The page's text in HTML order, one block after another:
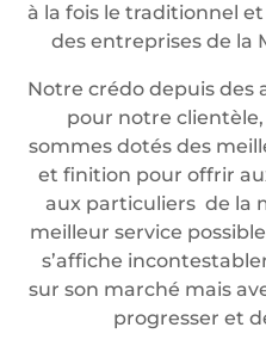
à la fois le traditionnel
des entreprises de la
Notre crédo depuis des
pour notre
sommes dotés des
et finition pour offrir
aux particuliers de la
meilleur service
s’affiche
sur son marché mais
progresser et